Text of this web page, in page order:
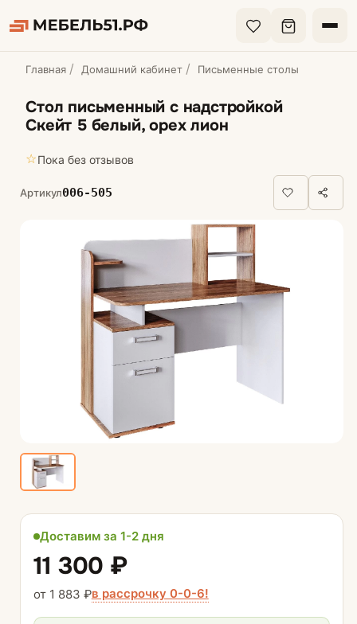
Главная Домашний кабинет Письменные столы
Стол письменный с надстройкой
Скейт 5 белый, орех лион
☆Пока без отзывов
Артикул006-505
Доставим за 1-2 дня
11 300 ₽
от 1 883 ₽в рассрочку 0-0-6!